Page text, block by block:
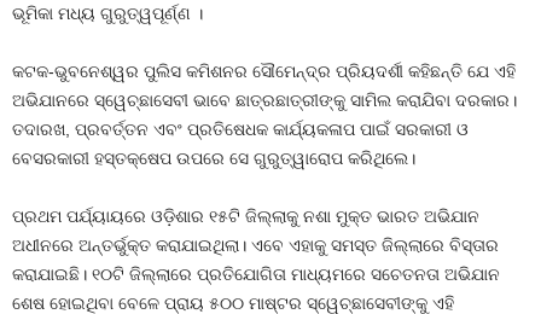
ଭୂମିକା ମଧ୍ୟ ଗୁରୁତ୍ୱପୂର୍ଣ୍ଣ ।
କଟକ-ଭୁବନେଶ୍ୱର ପୁଲିସ କମିଶନର ସୌମେନ୍ଦ୍ର ପ୍ରିୟଦର୍ଶୀ କହିଛନ୍ତି ଯେ ଏହି
ଅଭିଯାନରେ ସ୍ୱେଚ୍ଛାସେବୀ ଭାବେ ଛାତ୍ରଛାତ୍ରୀଙ୍କୁ ସାମିଲ କରାଯିବା ଦରକାର।
ତଦାରଖ, ପ୍ରବର୍ତ୍ତନ ଏବଂ ପ୍ରତିଷେଧକ କାର୍ଯ୍ୟକଳାପ ପାଇଁ ସରକାରୀ ଓ
ବେସରକାରୀ ହସ୍ତକ୍ଷେପ ଉପରେ ସେ ଗୁରୁତ୍ୱାରୋପ କରିଥିଲେ।
ପ୍ରଥମ ପର୍ଯ୍ୟାୟରେ ଓଡ଼ିଶାର ୧୫ଟି ଜିଲ୍ଲାକୁ ନଶା ମୁକ୍ତ ଭାରତ ଅଭିଯାନ
ଅଧୀନରେ ଅନ୍ତର୍ଭୁକ୍ତ କରାଯାଇଥିଲା। ଏବେ ଏହାକୁ ସମସ୍ତ ଜିଲ୍ଲାରେ ବିସ୍ତାର
କରାଯାଇଛି। ୧୦ଟି ଜିଲ୍ଲାରେ ପ୍ରତିଯୋଗିତା ମାଧ୍ୟମରେ ସଚେତନତା ଅଭିଯାନ
ଶେଷ ହୋଇଥିବା ବେଳେ ପ୍ରାୟ ୫୦୦ ମାଷ୍ଟର ସ୍ୱେଚ୍ଛାସେବୀଙ୍କୁ ଏହି